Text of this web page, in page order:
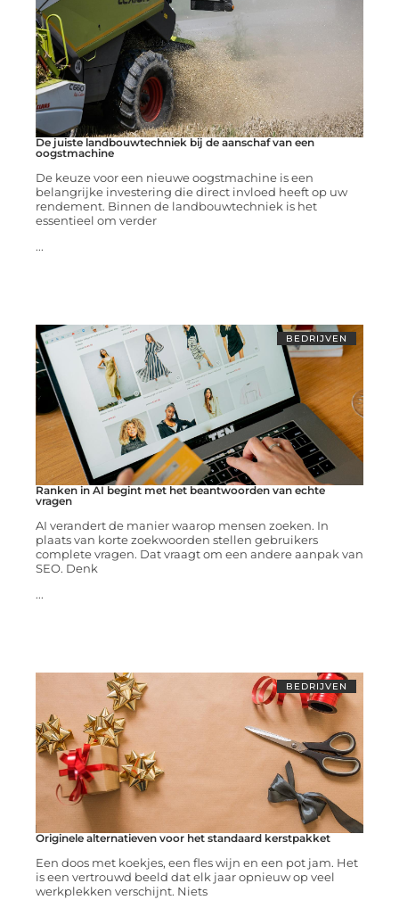
De juiste landbouwtechniek bij de aanschaf van een
oogstmachine
De keuze voor een nieuwe oogstmachine is een
belangrijke investering die direct invloed heeft op uw
rendement. Binnen de landbouwtechniek is het
essentieel om verder
...
BEDRIJVEN
Ranken in AI begint met het beantwoorden van echte
vragen
AI verandert de manier waarop mensen zoeken. In
plaats van korte zoekwoorden stellen gebruikers
complete vragen. Dat vraagt om een andere aanpak van
SEO. Denk
...
BEDRIJVEN
Originele alternatieven voor het standaard kerstpakket
Een doos met koekjes, een fles wijn en een pot jam. Het
is een vertrouwd beeld dat elk jaar opnieuw op veel
werkplekken verschijnt. Niets